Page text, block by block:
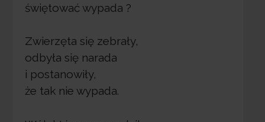
świętować wypada ?
Zwierzęta się zebrały,
odbyła się narada
i postanowiły,
że tak nie wypada.